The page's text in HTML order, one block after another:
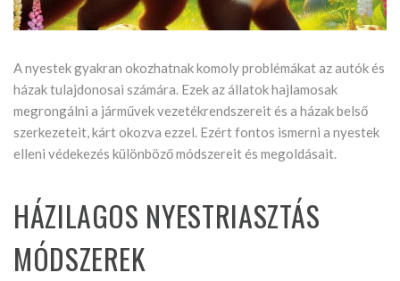
A nyestek gyakran okozhatnak komoly problémákat az autók és
házak tulajdonosai számára. Ezek az állatok hajlamosak
megrongálni a járművek vezetékrendszereit és a házak belső
szerkezeteit, kárt okozva ezzel. Ezért fontos ismerni a nyestek
elleni védekezés különböző módszereit és megoldásait.
HÁZILAGOS NYESTRIASZTÁS
MÓDSZEREK